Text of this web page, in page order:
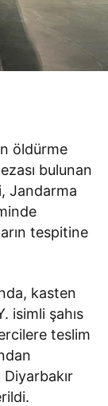
öldürme
bulunan
Jandarma
tespitine
kasten
isimli şahıs
teslim
Diyarbakır